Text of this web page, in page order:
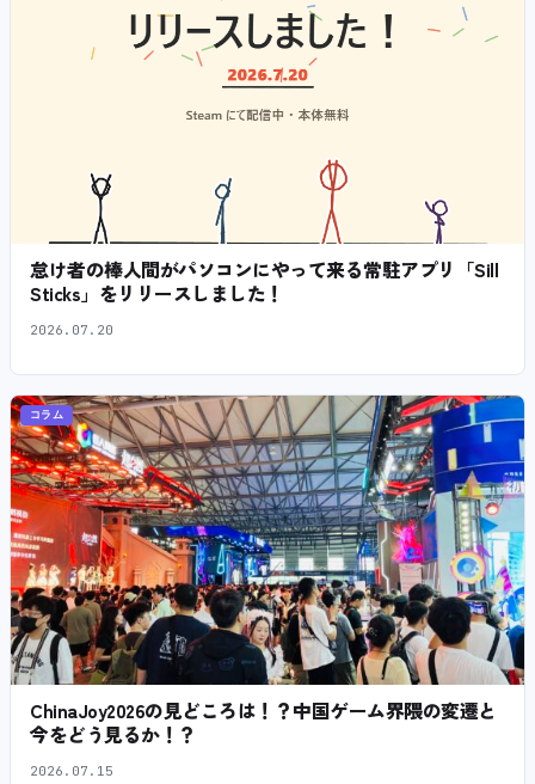
怠け者の棒人間がパソコンにやって来る常駐アプリ「Sill
Sticks」をリリースしました！
2026.07.20
コラム
ChinaJoy2026の見どころは！？中国ゲーム界隈の変遷と
今をどう見るか！？
2026.07.15